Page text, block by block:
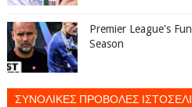
Premier League's
Season
ΣΥΝΟΛΙΚΕΣ ΠΡΟΒΟΛΕΣ